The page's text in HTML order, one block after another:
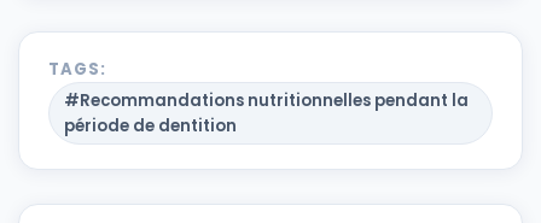
TAGS:
#Recommandations nutritionnelles pendant la
période de dentition